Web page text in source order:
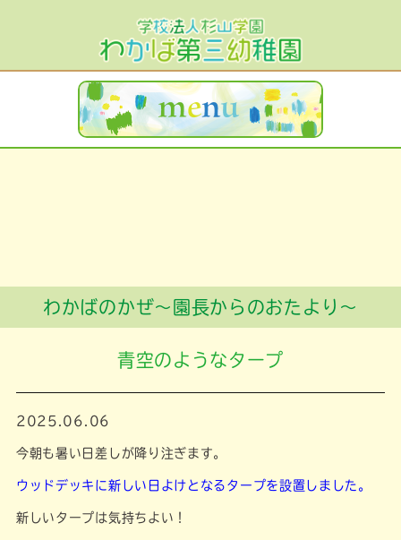
わかばのかぜ～園長からのおたより～
青空のようなタープ
2025.06.06
今朝も暑い日差しが降り注ぎます。
ウッドデッキに新しい日よけとなるタープを設置しました。
新しいタープは気持ちよい！